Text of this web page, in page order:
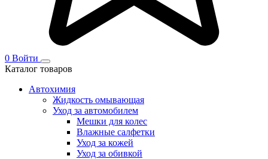
0 Войти
Каталог товаров
Автохимия
Жидкость омывающая
Уход за автомобилем
Мешки для колес
Влажные салфетки
Уход за кожей
Уход за обивкой